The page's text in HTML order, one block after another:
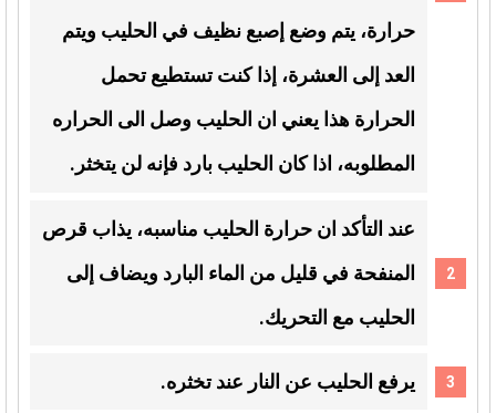
حرارة، يتم وضع إصبع نظيف في الحليب ويتم
العد إلى العشرة، إذا كنت تستطيع تحمل
الحرارة هذا يعني ان الحليب وصل الى الحراره
المطلوبه، اذا كان الحليب بارد فإنه لن يتخثر.
عند التأكد ان حرارة الحليب مناسبه، يذاب قرص
المنفحة في قليل من الماء البارد ويضاف إلى
الحليب مع التحريك.
يرفع الحليب عن النار عند تخثره.